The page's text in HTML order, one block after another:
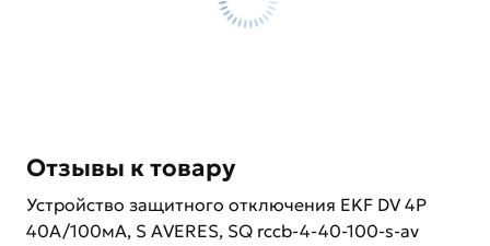
Отзывы к товару
Устройство защитного отключения EKF DV 4P
40А/100мА, S AVERES, SQ rccb-4-40-100-s-av